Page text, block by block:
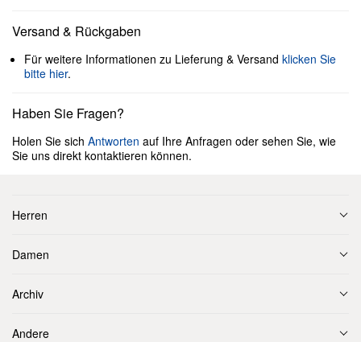
Versand & Rückgaben
Für weitere Informationen zu Lieferung & Versand klicken Sie
bitte hier.
Haben Sie Fragen?
Holen Sie sich Antworten auf Ihre Anfragen oder sehen Sie, wie
Sie uns direkt kontaktieren können.
Herren
Damen
Archiv
Andere